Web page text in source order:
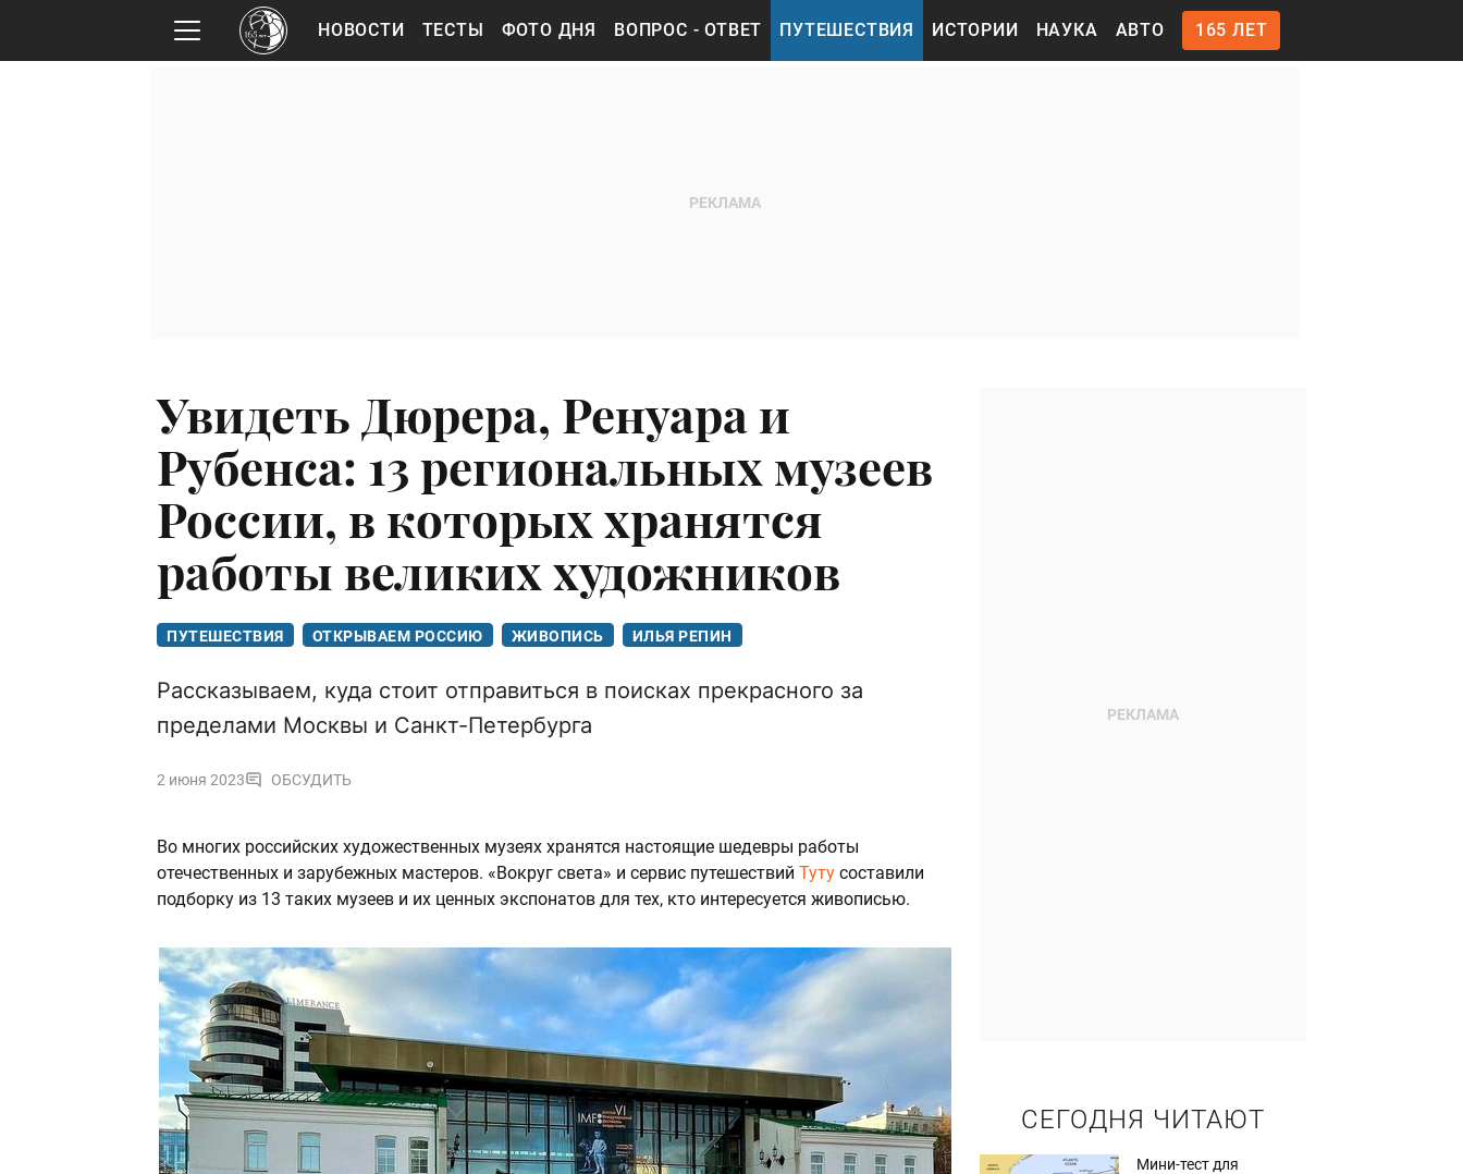
НОВОСТИ ТЕСТЫ ФОТО ДНЯ ВОПРОС - ОТВЕТ ПУТЕШЕСТВИЯ ИСТОРИИ НАУКА АВТО 165 ЛЕТ
Увидеть Дюрера, Ренуара и
Рубенса: 13 региональных музеев
России, в которых хранятся
работы великих художников
ПУТЕШЕСТВИЯ ОТКРЫВАЕМ РОССИЮ ЖИВОПИСЬ ИЛЬЯ РЕПИН
Рассказываем, куда стоит отправиться в поисках прекрасного за
пределами Москвы и Санкт-Петербурга
2 июня 2023 ОБСУДИТЬ
Во многих российских художественных музеях хранятся настоящие шедевры работы
отечественных и зарубежных мастеров. «Вокруг света» и сервис путешествий Туту составили
подборку из 13 таких музеев и их ценных экспонатов для тех, кто интересуется живописью.
СЕГОДНЯ ЧИТАЮТ
Мини-тест для